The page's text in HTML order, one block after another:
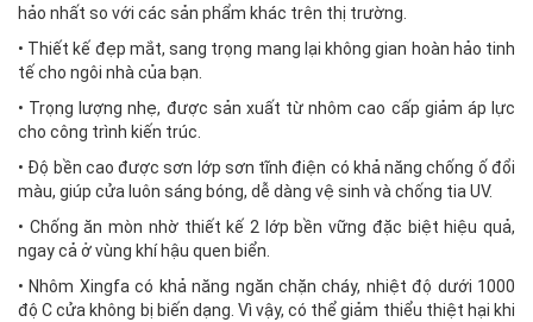
hảo nhất so với các sản phẩm khác trên thị trường.
• Thiết kế đẹp mắt, sang trọng mang lại không gian hoàn hảo tinh
tế cho ngôi nhà của bạn.
• Trọng lượng nhẹ, được sản xuất từ nhôm cao cấp giảm áp lực
cho công trình kiến trúc.
• Độ bền cao được sơn lớp sơn tĩnh điện có khả năng chống ố đổi
màu, giúp cửa luôn sáng bóng, dễ dàng vệ sinh và chống tia UV.
• Chống ăn mòn nhờ thiết kế 2 lớp bền vững đặc biệt hiệu quả,
ngay cả ở vùng khí hậu quen biển.
• Nhôm Xingfa có khả năng ngăn chặn cháy, nhiệt độ dưới 1000
độ C cửa không bị biến dạng. Vì vậy, có thể giảm thiểu thiệt hại khi